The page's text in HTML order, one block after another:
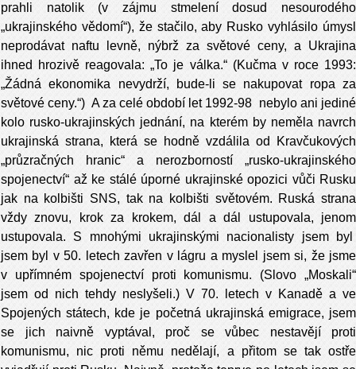
prahli natolik (v zájmu stmelení dosud nesourodého
„ukrajinského vědomí“), že stačilo, aby Rusko vyhlásilo úmysl
neprodávat naftu levně, nýbrž za světové ceny, a Ukrajina
ihned hrozivě reagovala: „To je válka.“ (Kučma v roce 1993:
„Žádná ekonomika nevydrží, bude-li se nakupovat ropa za
světové ceny.“) A za celé období let 1992-98 nebylo ani jediné
kolo rusko-ukrajinských jednání, na kterém by neměla navrch
ukrajinská strana, která se hodně vzdálila od Kravčukových
„průzračných hranic“ a nerozborností „rusko-ukrajinského
spojenectví“ až ke stálé úporné ukrajinské opozici vůči Rusku
jak na kolbišti SNS, tak na kolbišti světovém. Ruská strana
vždy znovu, krok za krokem, dál a dál ustupovala, jenom
ustupovala. S mnohými ukrajinskými nacionalisty jsem byl
jsem byl v 50. letech zavřen v lágru a myslel jsem si, že jsme
v upřímném spojenectví proti komunismu. (Slovo „Moskali“
jsem od nich tehdy neslyšeli.) V 70. letech v Kanadě a ve
Spojených státech, kde je početná ukrajinská emigrace, jsem
se jich naivně vyptával, proč se vůbec nestavějí proti
komunismu, nic proti němu nedělají, a přitom se tak ostře